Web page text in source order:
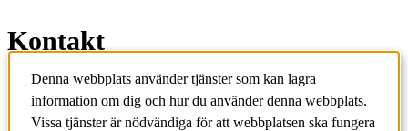
Kontakt
Kontakta utbildningsprogram
Kontakta kurs
IT-support
Denna webbplats använder tjänster som kan lagra
information om dig och hur du använder denna webbplats.
Vissa tjänster är nödvändiga för att webbplatsen ska fungera